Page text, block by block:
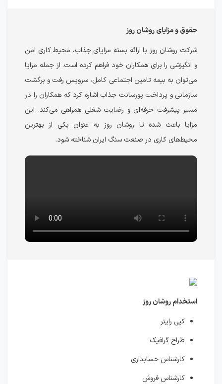
حقوق و مزایای روشان روز
شرکت روشان روز با ارائه بسته مزایای جذاب، محیط کاری امن
و انگیزشی را برای همکاران خود فراهم کرده است. از جمله مزایا
می‌توان به بیمه تامین اجتماعی کامل، سرویس رفت و برگشت
سازمانی و پرداخت پورسانت جذاب اشاره کرد که همکاران را در
مسیر پیشرفت حرفه‌ای و رضایت شغلی همراهی می‌کند. این
مزایا باعث شده تا روشان روز به عنوان یکی از بهترین
محیط‌های کاری در صنعت سنگ ایران شناخته شود.
استخدام روشان روز
کپی رایتر
طراح گرافیک
کارشناس حسابداری
کارشناس فروش